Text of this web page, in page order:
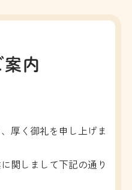
心
ウト
案内
厚く御礼を申し上げま
関しまして下記の通り